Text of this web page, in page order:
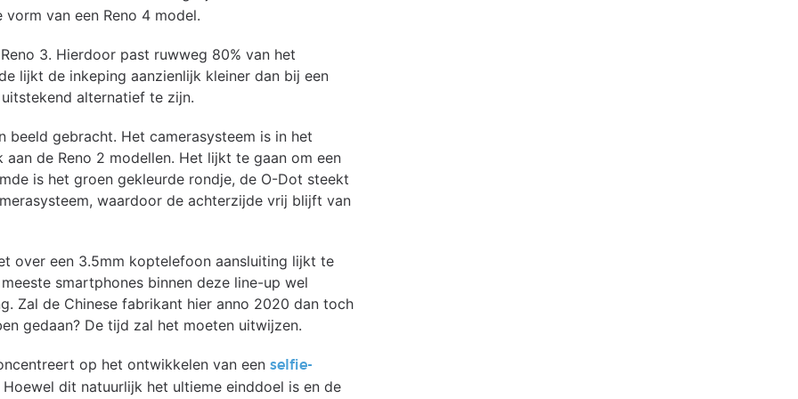
van een Reno 4 model.
3. Hierdoor past ruwweg 80% van het
lijkt de inkeping aanzienlijk kleiner dan bij een
alternatief te zijn.
gebracht. Het camerasysteem is in het
de Reno 2 modellen. Het lijkt te gaan om een
is het groen gekleurde rondje, de O-Dot steekt
waardoor de achterzijde vrij blijft van
over een 3.5mm koptelefoon aansluiting lijkt te
smartphones binnen deze line-up wel
Zal de Chinese fabrikant hier anno 2020 dan toch
gedaan? De tijd zal het moeten uitwijzen.
op het ontwikkelen van een selfie-
dit natuurlijk het ultieme einddoel is en de